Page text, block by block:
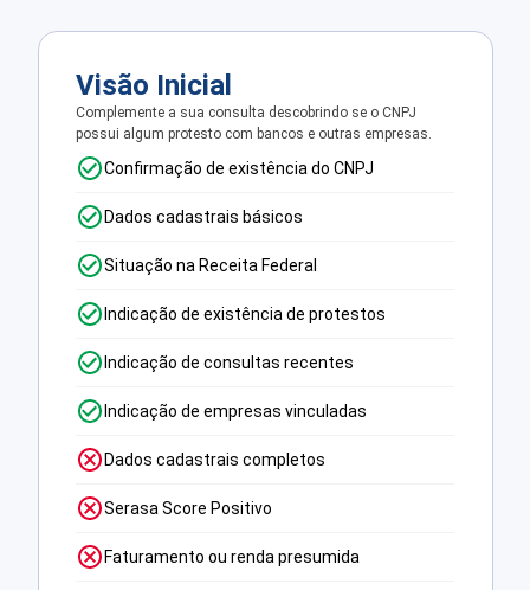
Visão Inicial
Complemente a sua consulta descobrindo se o CNPJ
possui algum protesto com bancos e outras empresas.
Confirmação de existência do CNPJ
Dados cadastrais básicos
Situação na Receita Federal
Indicação de existência de protestos
Indicação de consultas recentes
Indicação de empresas vinculadas
Dados cadastrais completos
Serasa Score Positivo
Faturamento ou renda presumida